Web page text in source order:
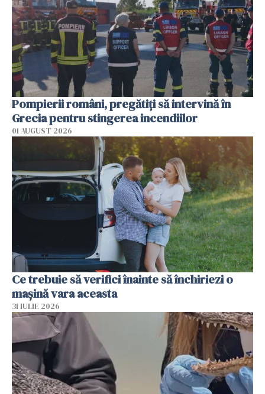
Pompierii români, pregătiţi să intervină în
Grecia pentru stingerea incendiilor
01 AUGUST 2026
Ce trebuie să verifici înainte să închiriezi o
mașină vara aceasta
31 IULIE 2026